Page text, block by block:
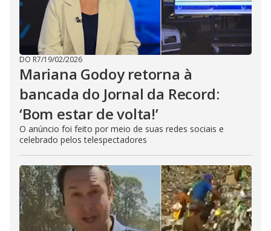
DO R7/19/02/2026
Mariana Godoy retorna à
bancada do Jornal da Record:
‘Bom estar de volta!’
O anúncio foi feito por meio de suas redes sociais e
celebrado pelos telespectadores